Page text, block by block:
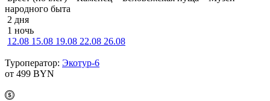
народного быта
2 дня
1 ночь
12.08 15.08 19.08 22.08 26.08
Туроператор: Экотур-6
от 499 BYN